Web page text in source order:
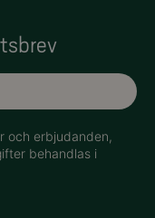
och erbjudanden,
behandlas i